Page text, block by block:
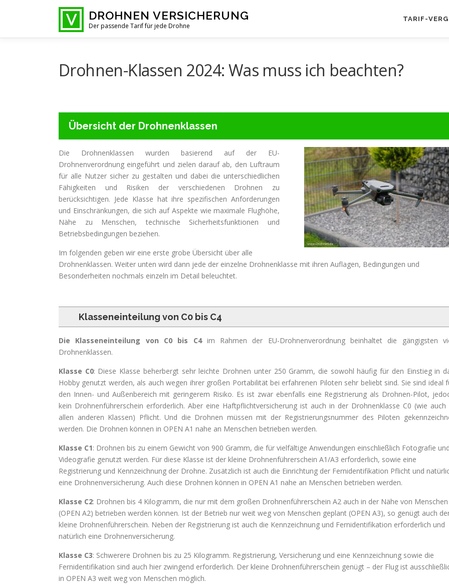
DROHNEN VERSICHERUNG
Der passende Tarif für jede Drohne
TARIF-
Drohnen-Klassen 2024: Was muss ich beachten?
Übersicht der Drohnenklassen
Die Drohnenklassen wurden basierend auf der EU-
Drohnenverordnung eingeführt und zielen darauf ab, den Luftraum
für alle Nutzer sicher zu gestalten und dabei die unterschiedlichen
Fähigkeiten und Risiken der verschiedenen Drohnen zu
berücksichtigen. Jede Klasse hat ihre spezifischen Anforderungen
und Einschränkungen, die sich auf Aspekte wie maximale Flughöhe,
Nähe zu Menschen, technische Sicherheitsfunktionen und
Betriebsbedingungen beziehen.
Im folgenden geben wir eine erste grobe Übersicht über alle
Drohnenklassen. Weiter unten wird dann jede der einzelne Drohnenklasse mit ihren Auflagen, Bedingungen und
Besonderheiten nochmals einzeln im Detail beleuchtet.
Klasseneinteilung von C0 bis C4
Die Klasseneinteilung von C0 bis C4im Rahmen der EU-Drohnenverordnung beinhaltet die gängigsten
Drohnenklassen.
Klasse C0: Diese Klasse beherbergt sehr leichte Drohnen unter 250 Gramm, die sowohl häufig für den Einstieg in
Hobby genutzt werden, als auch wegen ihrer großen Portabilität bei erfahrenen Piloten sehr beliebt sind. Sie sind ideal
den Innen- und Außenbereich mit geringerem Risiko. Es ist zwar ebenfalls eine Registrierung als Drohnen-Pilot,
kein Drohnenführerschein erforderlich. Aber eine Haftpflichtversicherung ist auch in der Drohnenklasse C0 (wie auch
allen anderen Klassen) Pflicht. Und die Drohnen müssen mit der Registrierungsnummer des Piloten
werden. Die Drohnen können in OPEN A1 nahe an Menschen betrieben werden.
Klasse C1: Drohnen bis zu einem Gewicht von 900 Gramm, die für vielfältige Anwendungen einschließlich Fotografie und
Videografie genutzt werden. Für diese Klasse ist der kleine Drohnenführerschein A1/A3 erforderlich, sowie eine
Registrierung und Kennzeichnung der Drohne. Zusätzlich ist auch die Einrichtung der Fernidentifikation Pflicht und
eine Drohnenversicherung. Auch diese Drohnen können in OPEN A1 nahe an Menschen betrieben werden.
Klasse C2: Drohnen bis 4 Kilogramm, die nur mit dem großen Drohnenführerschein A2 auch in der Nähe von Menschen
(OPEN A2) betrieben werden können. Ist der Betrieb nur weit weg von Menschen geplant (OPEN A3), so genügt auch
kleine Drohnenführerschein. Neben der Registrierung ist auch die Kennzeichnung und Fernidentifikation erforderlich und
natürlich eine Drohnenversicherung.
Klasse C3: Schwerere Drohnen bis zu 25 Kilogramm. Registrierung, Versicherung und eine Kennzeichnung sowie die
Fernidentifikation sind auch hier zwingend erforderlich. Der kleine Drohnenführerschein genügt – der Flug ist
in OPEN A3 weit weg von Menschen möglich.